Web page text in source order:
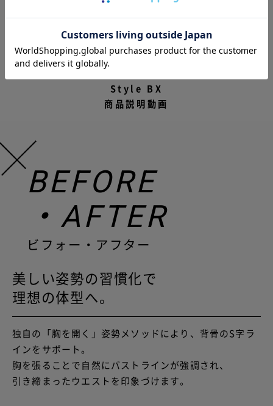
Style BX
商品説明動画
BEFORE
・AFTER
ビフォー・アフター
美しい姿勢の習慣化で
理想の体型へ。
独自の「胸を開く」姿勢メソッドにより、背骨のS字ラ
インをサポート。
胸を張ることで自然にバストラインが強調され、
引き締まったウエストを印象づけます。